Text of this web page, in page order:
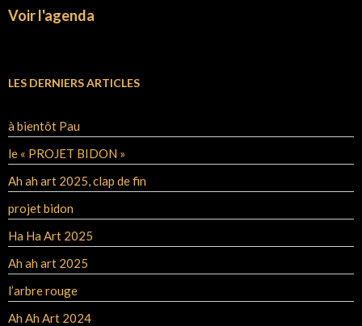
Voir l'agenda
LES DERNIERS ARTICLES
à bientôt Pau
le « PROJET BIDON »
Ah ah art 2025, clap de fin
projet bidon
Ha Ha Art 2025
Ah ah art 2025
l’arbre rouge
Ah Ah Art 2024